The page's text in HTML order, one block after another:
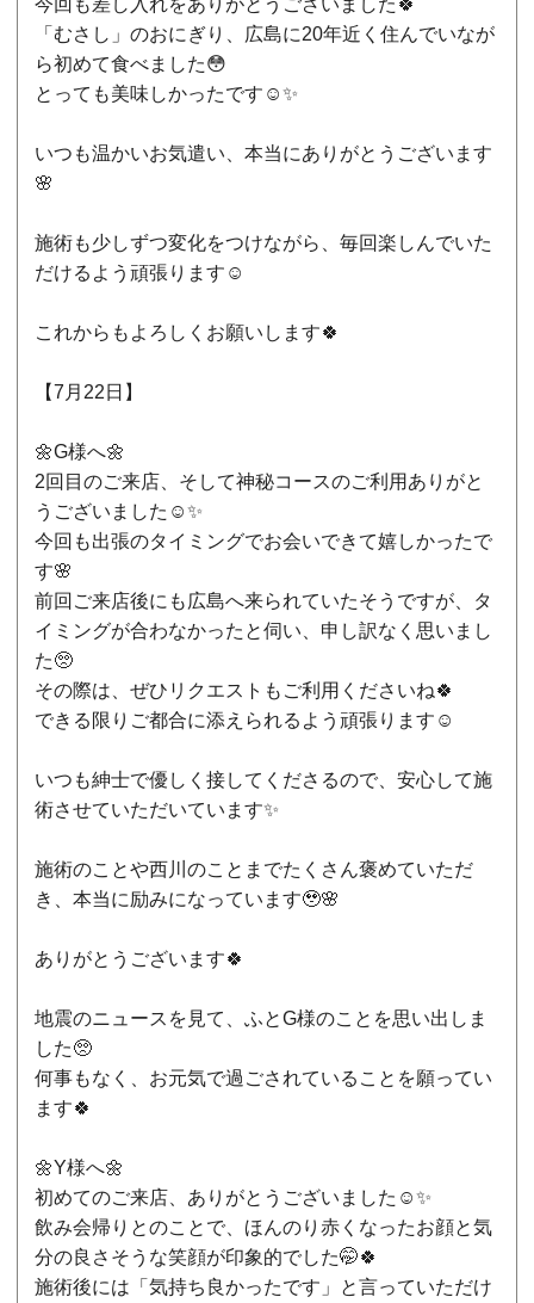
今回も差し入れをありがとうございました🍀
「むさし」のおにぎり、広島に20年近く住んでいなが
ら初めて食べました😳
とっても美味しかったです☺️✨
いつも温かいお気遣い、本当にありがとうございます
🌸
施術も少しずつ変化をつけながら、毎回楽しんでいた
だけるよう頑張ります☺️
これからもよろしくお願いします🍀
【7月22日】
🌼G様へ🌼
2回目のご来店、そして神秘コースのご利用ありがと
うございました☺️✨
今回も出張のタイミングでお会いできて嬉しかったで
す🌸
前回ご来店後にも広島へ来られていたそうですが、タ
イミングが合わなかったと伺い、申し訳なく思いまし
た🥺
その際は、ぜひリクエストもご利用くださいね🍀
できる限りご都合に添えられるよう頑張ります☺️
いつも紳士で優しく接してくださるので、安心して施
術させていただいています✨
施術のことや西川のことまでたくさん褒めていただ
き、本当に励みになっています🥹🌸
ありがとうございます🍀
地震のニュースを見て、ふとG様のことを思い出しま
した🥺
何事もなく、お元気で過ごされていることを願ってい
ます🍀
🌼Y様へ🌼
初めてのご来店、ありがとうございました☺️✨
飲み会帰りとのことで、ほんのり赤くなったお顔と気
分の良さそうな笑顔が印象的でした🤭🍀
施術後には「気持ち良かったです」と言っていただけ